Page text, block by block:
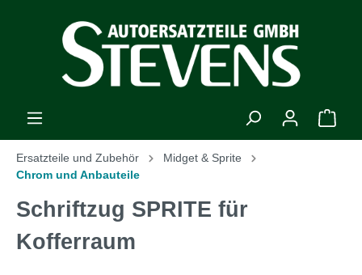
Ersatzteile und Zubehör
Midget & Sprite
Chrom und Anbauteile
Schriftzug SPRITE für
Kofferraum